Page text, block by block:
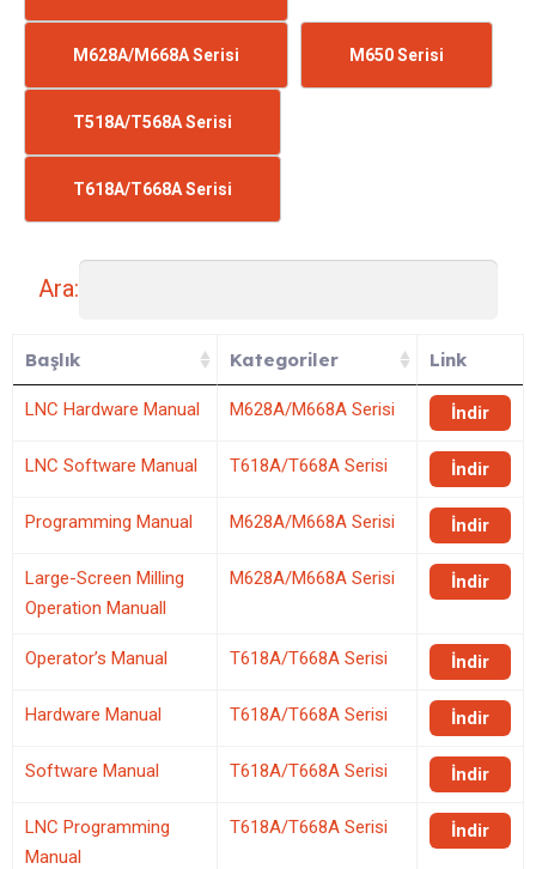
M628A/M668A Serisi M650 Serisi
T518A/T568A Serisi
T618A/T668A Serisi
Ara:
Başlık Kategoriler Link
LNC Hardware Manual M628A/M668A Serisi İndir
LNC Software Manual T618A/T668A Serisi İndir
Programming Manual M628A/M668A Serisi İndir
Large-Screen Milling
Operation Manuall
M628A/M668A Serisi İndir
Operator’s Manual T618A/T668A Serisi İndir
Hardware Manual T618A/T668A Serisi İndir
Software Manual T618A/T668A Serisi İndir
LNC Programming
Manual
T618A/T668A Serisi İndir